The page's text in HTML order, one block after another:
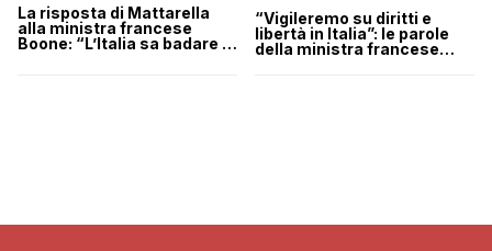
La risposta di Mattarella
alla ministra francese
Boone: “L’Italia sa badare a
“Vigileremo su diritti e
libertà in Italia”: le parole
della ministra francese